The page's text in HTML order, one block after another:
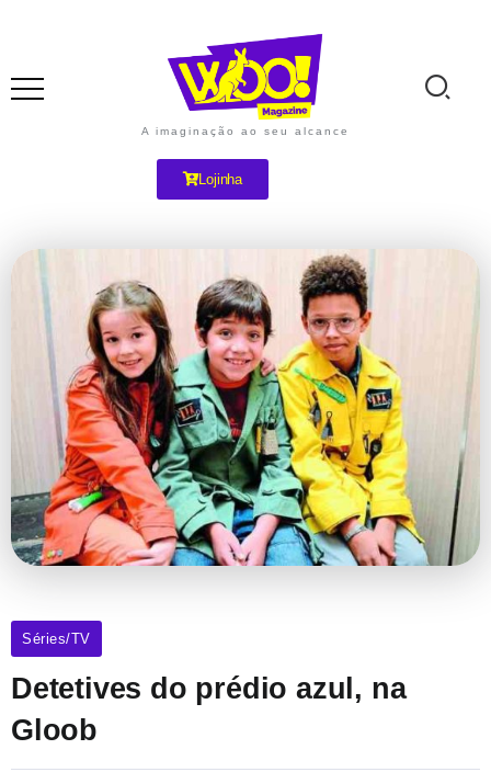
A imaginação ao seu alcance
Lojinha
Séries/TV
Detetives do prédio azul, na
Gloob